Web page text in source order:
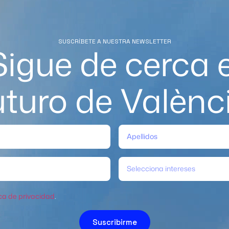
SUSCRÍBETE A NUESTRA NEWSLETTER
de cerca
de
Selecciona intereses
de privacidad
Suscribirme